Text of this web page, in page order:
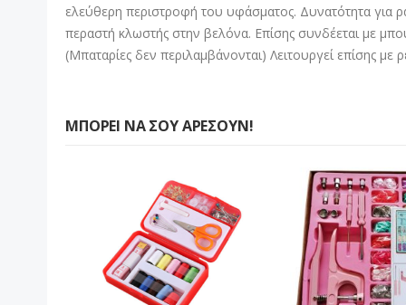
ελεύθερη περιστροφή του υφάσματος. Δυνατότητα για
περαστή κλωστής στην βελόνα. Επίσης συνδέεται με
(Μπαταρίες δεν περιλαμβάνονται) Λειτουργεί επίσης
ΜΠΟΡΕΊ ΝΑ ΣΟΥ ΑΡΈΣΟΥΝ!